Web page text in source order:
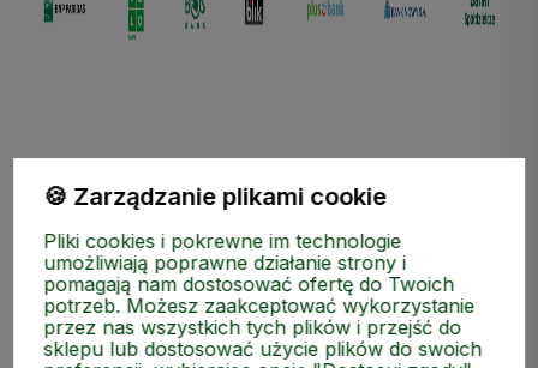
ZAKUPY
MEDIA SPOŁECZNOŚCIOWE
MOJE KONTO
🍪 Zarządzanie plikami cookie
Pliki cookies i pokrewne im technologie
umożliwiają poprawne działanie strony i
pomagają nam dostosować ofertę do Twoich
potrzeb. Możesz zaakceptować wykorzystanie
przez nas wszystkich tych plików i przejść do
sklepu lub dostosować użycie plików do swoich